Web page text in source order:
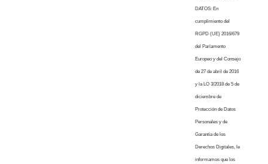
DATOS: En
cumplimiento del
RGPD (UE) 2016/679
del Parlamento
Europeo y del Consejo
de 27 de abril de 2016
y la LO 3/2018 de 5 de
diciembre de
Protección de Datos
Personales y de
Garantía de los
Derechos Digitales, le
informamos que los